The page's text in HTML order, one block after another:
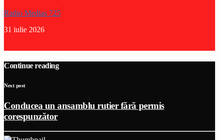
Radio Medias 725
31 iulie 2026
Continue reading
Next post
Conducea un ansamblu rutier fără permis
corespunzător